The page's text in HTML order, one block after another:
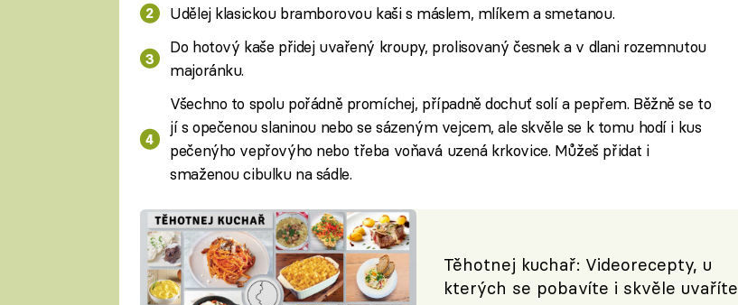
Udělej klasickou bramborovou kaši s máslem, mlíkem a smetanou.
Do hotový kaše přidej uvařený kroupy, prolisovaný česnek a v dlani rozemnutou
majoránku.
Všechno to spolu pořádně promíchej, případně dochuť solí a pepřem. Běžně se to
jí s opečenou slaninou nebo se sázeným vejcem, ale skvěle se k tomu hodí i kus
pečenýho vepřovýho nebo třeba voňavá uzená krkovice. Můžeš přidat i
smaženou cibulku na sádle.
Těhotnej kuchař: Videorecepty, u
kterých se pobavíte i skvěle uvaříte